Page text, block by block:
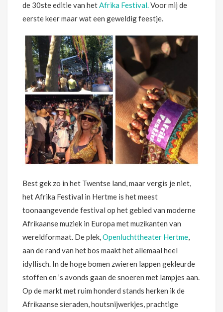
de 30ste editie van hetAfrika Festival.Voor mij de
eerste keer maar wat een geweldig feestje.
Best gek zo in het Twentse land, maar vergis je niet,
het Afrika Festival in Hertme is het meest
toonaangevende festival op het gebied van moderne
Afrikaanse muziek in Europa met muzikanten van
wereldformaat. De plek,Openluchttheater Hertme,
aan de rand van het bos maakt het allemaal heel
idyllisch. In de hoge bomen zwieren lappen gekleurde
stoffen en ’s avonds gaan de snoeren met lampjes aan.
Op de markt met ruim honderd stands herken ik de
Afrikaanse sieraden, houtsnijwerkjes, prachtige